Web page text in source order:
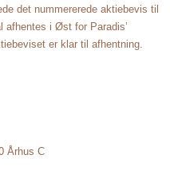
det nummererede aktiebevis til
afhentes i Øst for Paradis’
er klar til afhentning.
Århus C